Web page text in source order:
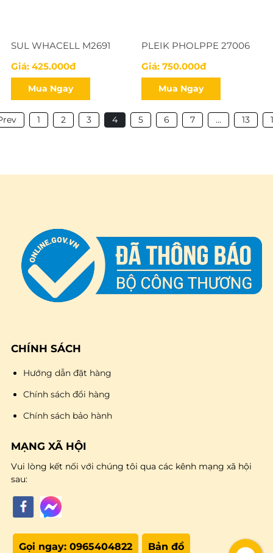
SUL WHACELL M2691
Giá: 425.000đ
Mua Ngay
PLEIK PHOLPPE 27006
Giá: 750.000đ
Mua Ngay
1 2 3 4 5 6 7 ... 13
CHÍNH SÁCH
Hướng dẫn đặt hàng
Chính sách đổi hàng
Chính sách bảo hành
MẠNG XÃ HỘI
Vui lòng kết nối với chúng tôi qua các kênh mạng xã hội
sau:
Gọi ngay: 0965404822 Bản đồ